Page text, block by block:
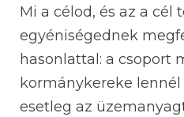
Mi a célod, és az a cél
egyéniségednek
hasonlattal: a csoport
kormánykereke
esetleg az